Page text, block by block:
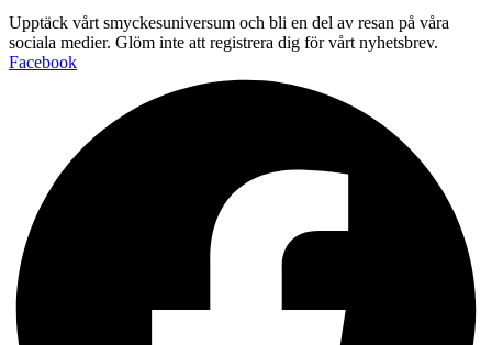
Upptäck vårt smyckesuniversum och bli en del av resan på våra
sociala medier. Glöm inte att registrera dig för vårt nyhetsbrev.
Facebook